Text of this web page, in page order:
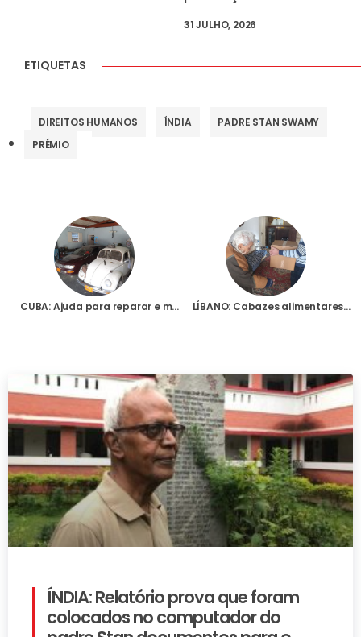
31 JULHO, 2026
ETIQUETAS
DIREITOS HUMANOS ÍNDIA
PADRE STAN SWAMY
PRÉMIO
CUBA: Ajuda para reparar e manter os veículos utilizados para o trabalho pastoral da Diocese de Camagüey LÍBANO: Cabazes alimentares para 500 famílias carenciadas na Diocese de Baalbek
ÍNDIA: Relatório prova que foram
colocados no computador do